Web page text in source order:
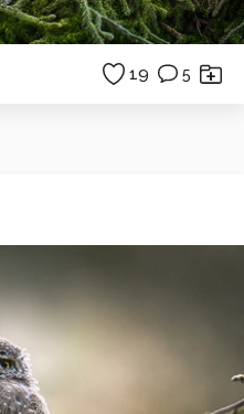
19 5